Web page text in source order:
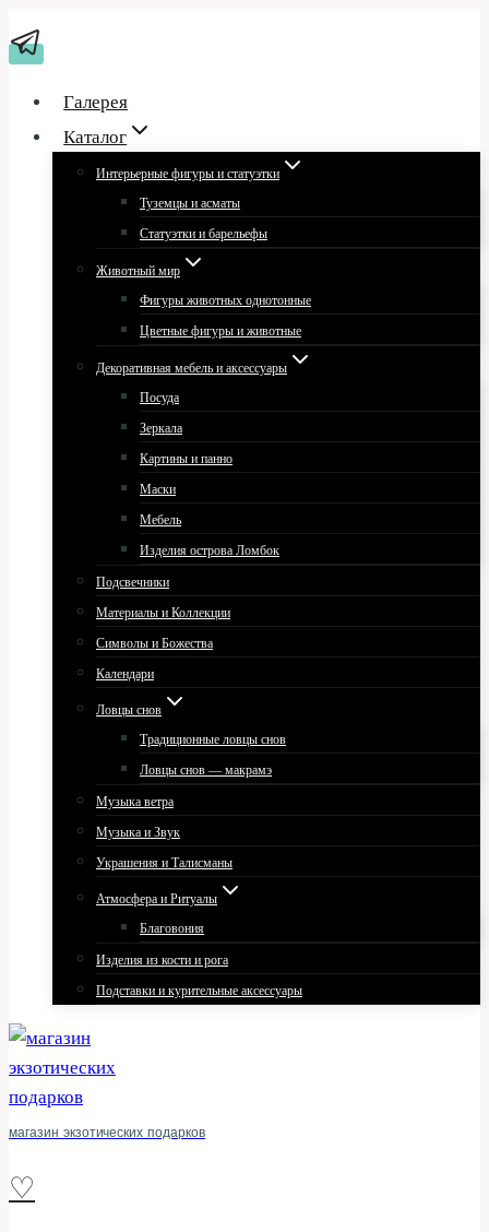
к
Галерея
Каталог
Интерьерные фигуры и статуэтки
Туземцы и асматы
Статуэтки и барельефы
Животный мир
Фигуры животных однотонные
Цветные фигуры и животные
Декоративная мебель и аксессуары
Посуда
Зеркала
Картины и панно
Маски
Мебель
Изделия острова Ломбок
Подсвечники
Материалы и Коллекции
Символы и Божества
Календари
Ловцы снов
Традиционные ловцы снов
Ловцы снов — макрамэ
Музыка ветра
Музыка и Звук
Украшения и Талисманы
Атмосфера и Ритуалы
Благовония
Изделия из кости и рога
Подставки и курительные аксессуары
магазин экзотических подарков
♡